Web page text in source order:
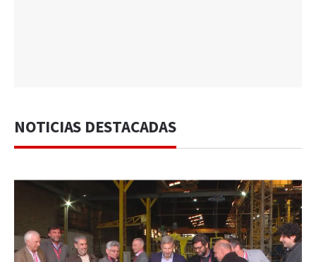
NOTICIAS DESTACADAS